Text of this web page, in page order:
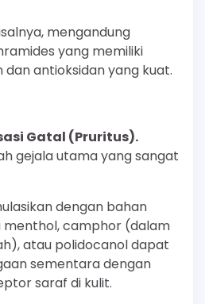
mengandung
yang memiliki
antioksidan yang kuat.
Gatal (Pruritus).
gejala utama yang sangat
dengan bahan
camphor (dalam
atau polidocanol dapat
sementara dengan
saraf di kulit.